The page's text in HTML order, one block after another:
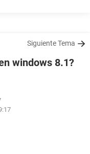
Siguiente Tema
windows 8.1?